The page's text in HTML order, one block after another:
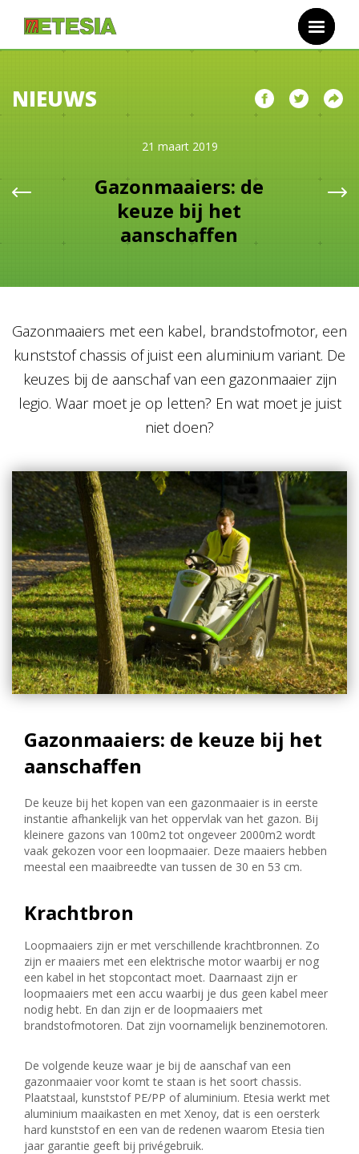
NIEUWS
21 maart 2019
Gazonmaaiers: de
keuze bij het
aanschaffen
Gazonmaaiers met een kabel, brandstofmotor, een
kunststof chassis of juist een aluminium variant. De
keuzes bij de aanschaf van een gazonmaaier zijn
legio. Waar moet je op letten? En wat moet je juist
niet doen?
Gazonmaaiers: de keuze bij het
aanschaffen
De keuze bij het kopen van een gazonmaaier is in eerste
instantie afhankelijk van het oppervlak van het gazon. Bij
kleinere gazons van 100m2 tot ongeveer 2000m2 wordt
vaak gekozen voor een loopmaaier. Deze maaiers hebben
meestal een maaibreedte van tussen de 30 en 53 cm.
Krachtbron
Loopmaaiers zijn er met verschillende krachtbronnen. Zo
zijn er maaiers met een elektrische motor waarbij er nog
een kabel in het stopcontact moet. Daarnaast zijn er
loopmaaiers met een accu waarbij je dus geen kabel meer
nodig hebt. En dan zijn er de loopmaaiers met
brandstofmotoren. Dat zijn voornamelijk benzinemotoren.
De volgende keuze waar je bij de aanschaf van een
gazonmaaier voor komt te staan is het soort chassis.
Plaatstaal, kunststof PE/PP of aluminium. Etesia werkt met
aluminium maaikasten en met Xenoy, dat is een oersterk
hard kunststof en een van de redenen waarom Etesia tien
jaar garantie geeft bij privégebruik.